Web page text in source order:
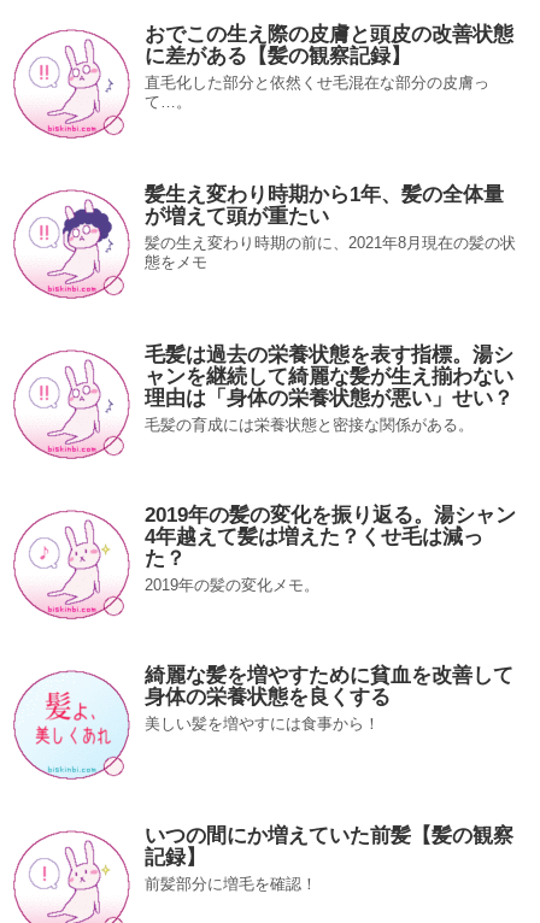
おでこの生え際の皮膚と頭皮の改善状態
に差がある【髪の観察記録】
直毛化した部分と依然くせ毛混在な部分の皮膚っ
て…。
髪生え変わり時期から1年、髪の全体量
が増えて頭が重たい
髪の生え変わり時期の前に、2021年8月現在の髪の状
態をメモ
毛髪は過去の栄養状態を表す指標。湯シ
ャンを継続して綺麗な髪が生え揃わない
理由は「身体の栄養状態が悪い」せい？
毛髪の育成には栄養状態と密接な関係がある。
2019年の髪の変化を振り返る。湯シャン
4年越えて髪は増えた？くせ毛は減っ
た？
2019年の髪の変化メモ。
綺麗な髪を増やすために貧血を改善して
身体の栄養状態を良くする
美しい髪を増やすには食事から！
いつの間にか増えていた前髪【髪の観察
記録】
前髪部分に増毛を確認！